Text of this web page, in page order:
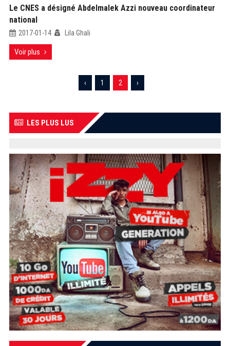
Le CNES a désigné Abdelmalek Azzi nouveau coordinateur
national
2017-01-14 Lila Ghali
Voir plus
‹ 1 2 ›
LES PLUS LUS